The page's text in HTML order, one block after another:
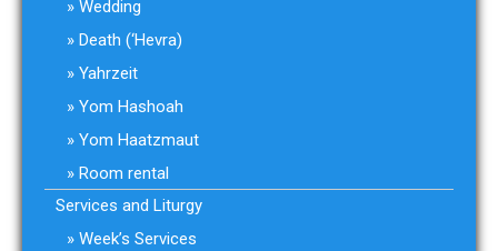
Wedding
Death (‘Hevra)
Yahrzeit
Yom Hashoah
Yom Haatzmaut
Room rental
Services and Liturgy
Week’s Services